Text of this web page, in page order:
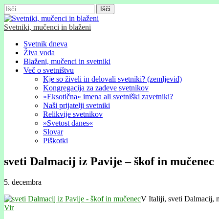
Išči:
Svetniki, mučenci in blaženi
Glavni
meni
Skip
content
Svetnik dneva
Živa voda
Blaženi, mučenci in svetniki
Več o svetništvu
Kje so živeli in delovali svetniki? (zemljevid)
Kongregacija za zadeve svetnikov
»Eksotična« imena ali svetniški zavetniki?
Naši prijatelji svetniki
Relikvije svetnikov
»Svetost danes«
Slovar
Piškotki
sveti Dalmacij iz Pavije – škof in mučenec
5. decembra
V Italiji, sveti Dalmacij,
Vir